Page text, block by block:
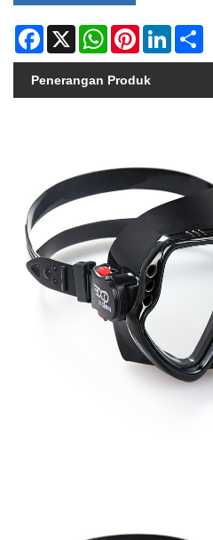
Facebook
X WhatsAppPinterestLinkedIn
Penerangan Produk